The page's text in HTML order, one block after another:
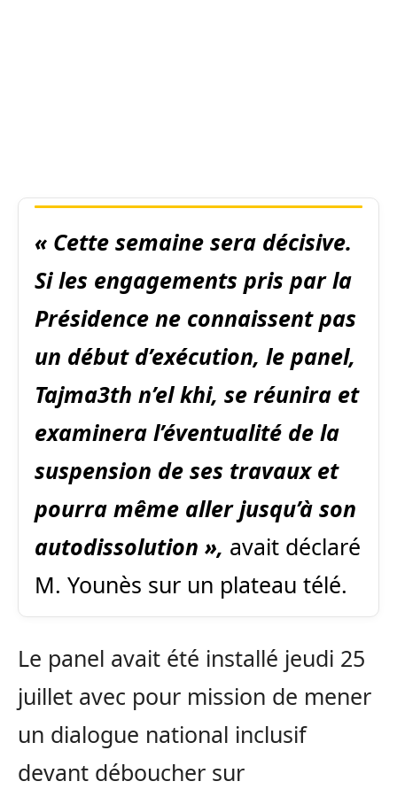
« Cette semaine sera décisive.
Si les engagements pris par la
Présidence ne connaissent pas
un début d’exécution, le panel,
Tajma3th n’el khi, se réunira et
examinera l’éventualité de la
suspension de ses travaux et
pourra même aller jusqu’à son
autodissolution », avait déclaré
M. Younès sur un plateau télé.
Le panel avait été installé jeudi 25
juillet avec pour mission de mener
un dialogue national inclusif
devant déboucher sur